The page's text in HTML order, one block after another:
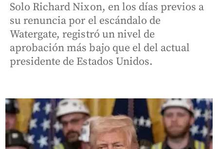
Solo Richard Nixon, en los días previos a
su renuncia por el escándalo de
Watergate, registró un nivel de
aprobación más bajo que el del actual
presidente de Estados Unidos.